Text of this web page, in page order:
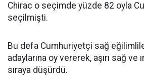
Chirac o seçimde yüzde 82 oyla
seçilmişti.
Bu defa Cumhuriyetçi sağ
adaylarına oy vererek, aşırı sağ ve
sıraya düşürdü.